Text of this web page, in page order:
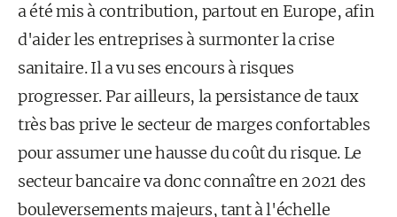
a été mis à contribution, partout en Europe, afin
d'aider les entreprises à surmonter la crise
sanitaire. Il a vu ses encours à risques
progresser. Par ailleurs, la persistance de taux
très bas prive le secteur de marges confortables
pour assumer une hausse du coût du risque. Le
secteur bancaire va donc connaître en 2021 des
bouleversements majeurs, tant à l'échelle